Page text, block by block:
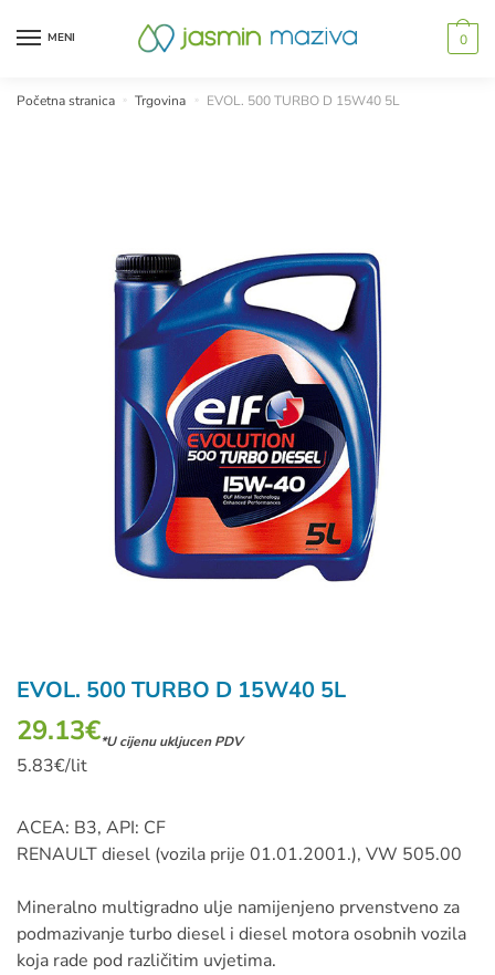
MENI 0
Početna stranica » Trgovina » EVOL. 500 TURBO D 15W40 5L
EVOL. 500 TURBO D 15W40 5L
29.13€*U cijenu ukljucen PDV
5.83€/lit
ACEA: B3, API: CF
RENAULT diesel (vozila prije 01.01.2001.), VW 505.00
Mineralno multigradno ulje namijenjeno prvenstveno za
podmazivanje turbo diesel i diesel motora osobnih vozila
koja rade pod različitim uvjetima.